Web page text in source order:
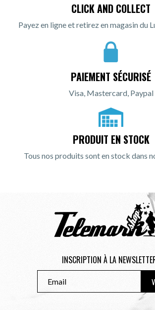
CLICK AND COLLECT
Payez en ligne et retirez en magasin du
PAIEMENT SÉCURISÉ
Visa, Mastercard, Paypal
PRODUIT EN STOCK
Tous nos produits sont en stock dans
INSCRIPTION À LA